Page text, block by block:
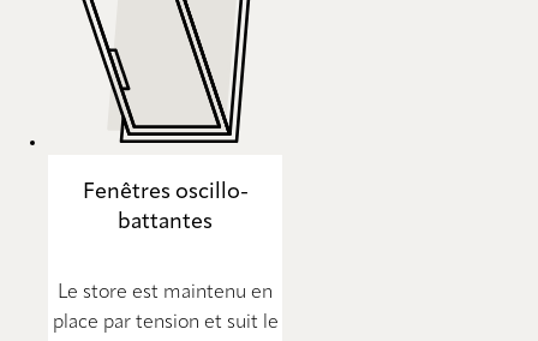
Fenêtres oscillo-
battantes
Le store est maintenu en
place par tension et suit le